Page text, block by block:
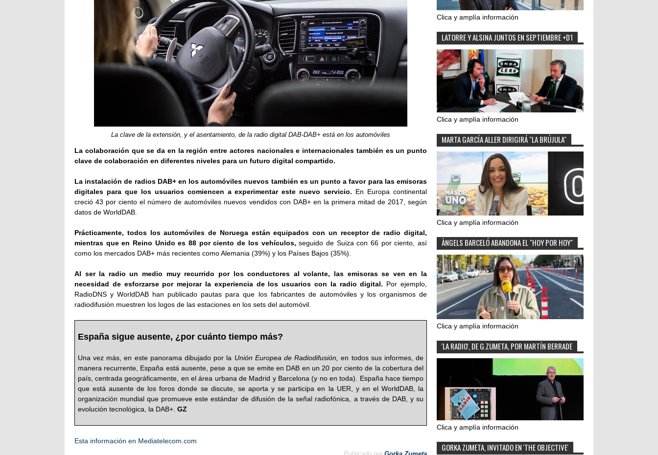
La clave de la extensión, y el asentamiento, de la radio digital DAB-DAB+ está en los automóviles
La colaboración que se da en la región entre actores nacionales e internacionales también es un punto
clave de colaboración en diferentes niveles para un futuro digital compartido.
La instalación de radios DAB+ en los automóviles nuevos también es un punto a favor para las emisoras
digitales para que los usuarios comiencen a experimentar este nuevo servicio. En Europa continental
creció 43 por ciento el número de automóviles nuevos vendidos con DAB+ en la primera mitad de 2017, según
datos de WorldDAB.
Prácticamente, todos los automóviles de Noruega están equipados con un receptor de radio digital,
mientras que en Reino Unido es 88 por ciento de los vehículos, seguido de Suiza con 66 por ciento, así
como los mercados DAB+ más recientes como Alemania (39%) y los Países Bajos (35%).
Al ser la radio un medio muy recurrido por los conductores al volante, las emisoras se ven en la
necesidad de esforzarse por mejorar la experiencia de los usuarios con la radio digital. Por ejemplo,
RadioDNS y WorldDAB han publicado pautas para que los fabricantes de automóviles y los organismos de
radiodifusión muestren los logos de las estaciones en los sets del automóvil.
España sigue ausente, ¿por cuánto tiempo más?
Una vez más, en este panorama dibujado por la Unión Europea de Radiodifusión,
en todos sus informes, de
manera recurrente, España está ausente, pese a que se emite en DAB en un 20 por ciento de la cobertura del
país, centrada geográficamente, en el área urbana de Madrid y Barcelona (y no en toda). España hace tiempo
que está ausente de los foros donde se discute, se aporta y se participa en la UER, y en el WorldDAB, la
organización mundial que promueve este estándar de difusión de la señal radiofónica, a través de DAB, y su
evolución tecnológica, la DAB+. GZ
Esta información en Mediatelecom.com
Clica y amplía información
LATORRE Y ALSINA JUNTOS EN SEPTIEMBRE +D1
Clica y amplía información
MARTA GARCÍA ALLER DIRIGIRÁ "LA BRÚJULA"
Clica y amplía información
ÀNGELS BARCELÓ ABANDONA EL "HOY POR HOY"
Clica y amplía información
'LA RADIO', DE G.ZUMETA, POR MARTÍN BERRADE
Clica y amplía información
GORKA ZUMETA, INVITADO EN 'THE OBJECTIVE'